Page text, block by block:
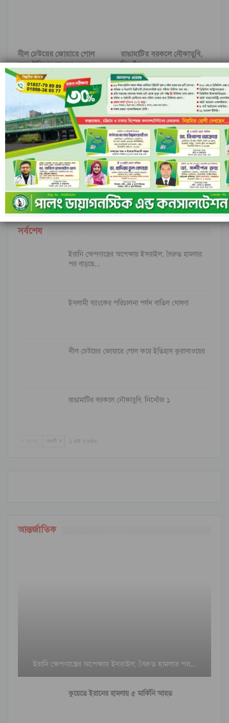
নীল ঢেউয়ের জোয়ারে গোল
করে ইতিহাস কুরাসাওয়ের
রাঙামাটির বরকলে নৌকাডুবি,
নিখোঁজ ১
আগের পরবর্তী
মন্তব্য
ফেসবুক-এ মন্তব্য করুন
মন্তব্যসমূহ বন্ধ করা হয়.
সর্বশেষ
ইরানি ক্ষেপণাস্ত্রের অপেক্ষায় ইসরাইল; বৈরুত হামলার
পর বাড়ছে…
ইসলামী ব্যাংকের পরিচালনা পর্ষদ বাতিল ঘোষণা
নীল ঢেউয়ের জোয়ারে গোল করে ইতিহাস কুরাসাওয়ের
রাঙামাটির বরকলে নৌকাডুবি, নিখোঁজ ১
পরবর্তী ১ এর ৬,৮৪৮
আন্তর্জাতিক
ইরানি ক্ষেপণাস্ত্রের অপেক্ষায় ইসরাইল; বৈরুত হামলার পর…
কুয়েতে ইরানের হামলায় ৫ মার্কিনি আহত